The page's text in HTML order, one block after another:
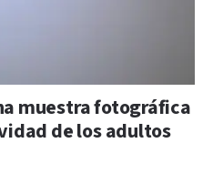
muestra fotográfica
de los adultos